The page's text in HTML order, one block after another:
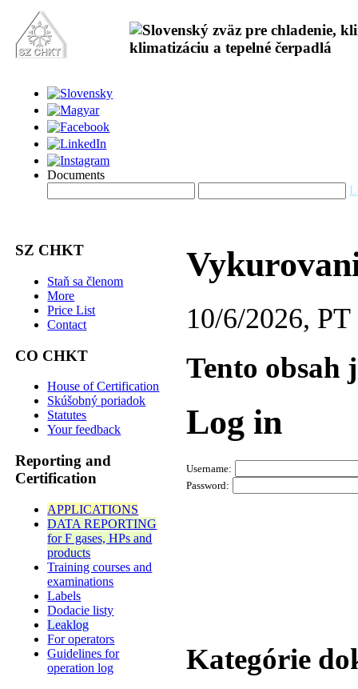
Documents
SZ CHKT
Staň sa členom
More
Price List
Contact
CO CHKT
House of Certification
Skúšobný poriadok
Statutes
Your feedback
Reporting and
Certification
APPLICATIONS
DATA REPORTING
for F gases, HPs and
products
Training courses and
examinations
Labels
Dodacie listy
Leaklog
For operators
Guidelines for
operation log
10/6/2026, PT
Tento obsah
Log in
Username:
Password:
Kategórie